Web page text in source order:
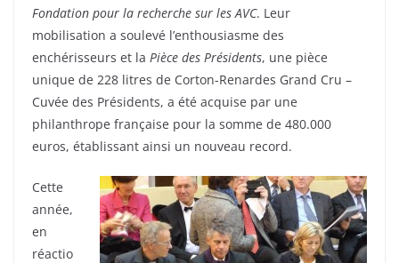
Fondation pour la recherche sur les AVC. Leur
mobilisation a soulevé l’enthousiasme des
enchérisseurs et la Pièce des Présidents, une pièce
unique de 228 litres de Corton-Renardes Grand Cru –
Cuvée des Présidents, a été acquise par une
philanthrope française pour la somme de 480.000
euros, établissant ainsi un nouveau record.
Cette
année,
en
réactio